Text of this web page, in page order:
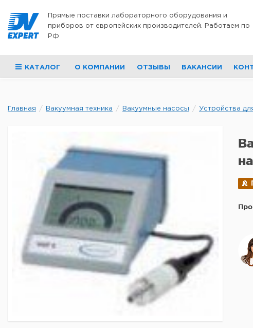
Прямые поставки лабораторного оборудования и
приборов от европейских производителей. Работаем по
РФ
КАТАЛОГ О КОМПАНИИ ОТЗЫВЫ ВАКАНСИИ
Главная Вакуумная техника Вакуумные насосы Устройства